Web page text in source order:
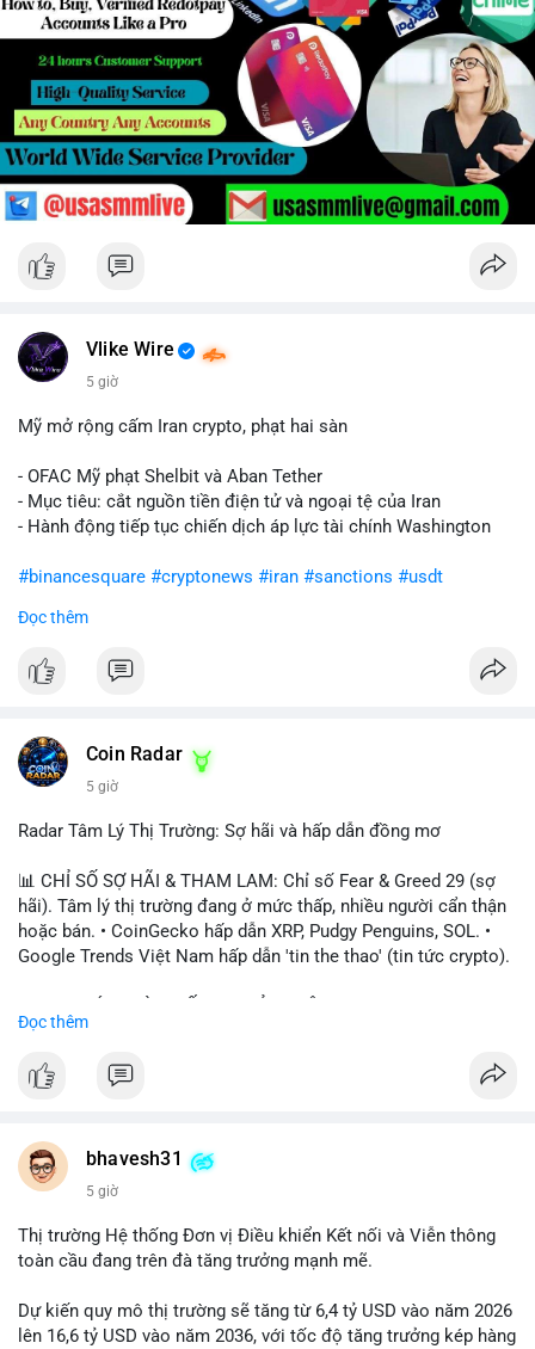
Vlike Wire
5 giờ
Mỹ mở rộng cấm Iran crypto, phạt hai sàn
- OFAC Mỹ phạt Shelbit và Aban Tether
- Mục tiêu: cắt nguồn tiền điện tử và ngoại tệ của Iran
- Hành động tiếp tục chiến dịch áp lực tài chính Washington
#binancesquare #cryptonews #iran #sanctions #usdt
$usdt
#vlikevn #titanbot
Đọc thêm
Coin Radar
5 giờ
Radar Tâm Lý Thị Trường: Sợ hãi và hấp dẫn đồng mơ
📊 CHỈ SỐ SỢ HÃI & THAM LAM: Chỉ số Fear & Greed 29 (sợ
hãi). Tâm lý thị trường đang ở mức thấp, nhiều người cẩn thận
hoặc bán. • CoinGecko hấp dẫn XRP, Pudgy Penguins, SOL. •
Google Trends Việt Nam hấp dẫn 'tin the thao' (tin tức crypto).
ONDO, CASHCAT. • Chủ đề 'tô thị ty na' (tỷ giá) và 'giao thông'
BTC breakout và lệnh long/short.
định crypto là 'vấn đề lớn' giúp giảm áp lực USD. • Binance hỗ
trợ cổ phiếu Apple/IBM. • Bài đăng hấp dẫn về $HFT, $SKYAI,
💡 NHẬN ĐỊNH & KHUYẾN NGHỊ: Tâm lý thị trường đang phân
coin (PENGU, CASHCAT) và tin cậy từ các dự án lớn (BTC,
SOL). Rủi ro tăng nếu không có thông tin rõ ràng về quy định.
Đọc thêm
bhavesh31
5 giờ
Thị trường Hệ thống Đơn vị Điều khiển Kết nối và Viễn thông
toàn cầu đang trên đà tăng trưởng mạnh mẽ.
Dự kiến quy mô thị trường sẽ tăng từ 6,4 tỷ USD vào năm 2026
lên 16,6 tỷ USD vào năm 2036, với tốc độ tăng trưởng kép hàng